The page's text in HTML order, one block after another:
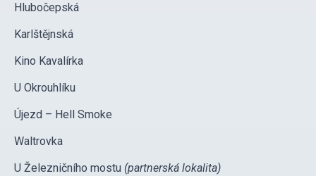
Hlubočepská
Karlštějnská
Kino Kavalírka
U Okrouhlíku
Újezd – Hell Smoke
Waltrovka
U Železničního mostu (partnerská lokalita)